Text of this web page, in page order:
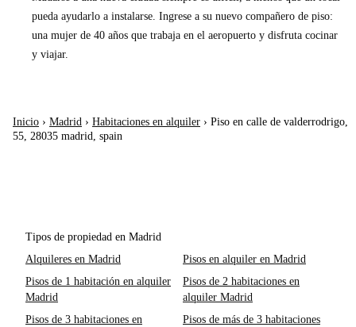
pueda ayudarlo a instalarse. Ingrese a su nuevo compañero de piso:
una mujer de 40 años que trabaja en el aeropuerto y disfruta cocinar
y viajar.
Inicio › Madrid › Habitaciones en alquiler › Piso en calle de valderrodrigo,
55, 28035 madrid, spain
Tipos de propiedad en Madrid
Alquileres en Madrid
Pisos en alquiler en Madrid
Pisos de 1 habitación en alquiler
Madrid
Pisos de 2 habitaciones en
alquiler Madrid
Pisos de 3 habitaciones en
Pisos de más de 3 habitaciones